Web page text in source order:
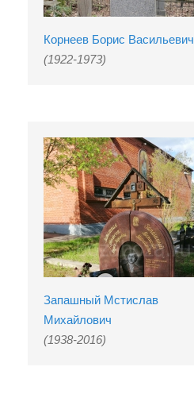
Корнеев Борис Васильевич
(1922-1973)
Запашный Мстислав
Михайлович
(1938-2016)